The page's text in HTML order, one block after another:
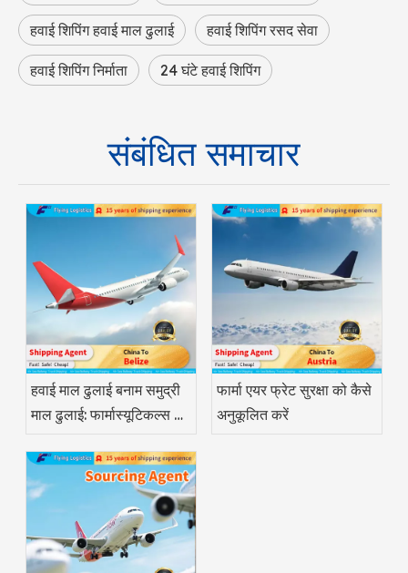
हवाई शिपिंग हवाई माल ढुलाई हवाई शिपिंग रसद सेवा
हवाई शिपिंग निर्माता 24 घंटे हवाई शिपिंग
संबंधित समाचार
हवाई माल ढुलाई बनाम समुद्री
माल ढुलाई: फार्मास्यूटिकल्स के
फार्मा एयर फ्रेट सुरक्षा को कैसे
अनुकूलित करें